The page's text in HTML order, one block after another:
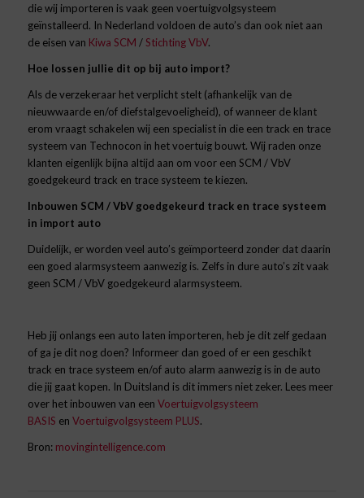
die wij importeren is vaak geen voertuigvolgsysteem
geïnstalleerd. In Nederland voldoen de auto’s dan ook niet aan
de eisen van Kiwa SCM /Stichting VbV.
Hoe lossen jullie dit op bij auto import?
Als de verzekeraar het verplicht stelt(afhankelijk van de
nieuwwaarde en/of diefstalgevoeligheid), of wanneer de klant
erom vraagt schakelen wij een specialist in die een track en trace
systeem van Technocon in het voertuig bouwt. Wij raden onze
klanten eigenlijk bijna altijd aan om voor een SCM / VbV
goedgekeurd track en trace systeem te kiezen.
Inbouwen SCM / VbV goedgekeurd track en trace systeem
in import auto
Duidelijk, er worden veel auto’s geïmporteerd zonder dat daarin
een goed alarmsysteem aanwezig is. Zelfs in dure auto’s zit vaak
geen SCM / VbV goedgekeurd alarmsysteem.
Heb jij onlangs een auto laten importeren, heb je dit zelf gedaan
of ga je dit nog doen? Informeer dan goed of er een geschikt
track en trace systeem en/of auto alarm aanwezig is in de auto
die jij gaat kopen. In Duitsland is dit immers niet zeker. Lees meer
over het inbouwen van een Voertuigvolgsysteem
BASIS en Voertuigvolgsysteem PLUS.
Bron: movingintelligence.com